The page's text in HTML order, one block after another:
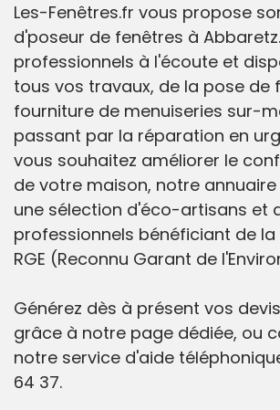
Les-Fenêtres.fr vous propose
d'poseur de fenêtres à
professionnels à l'écoute et
tous vos travaux, de la pose de
fourniture de menuiseries sur-
passant par la réparation en
vous souhaitez améliorer le
de votre maison, notre
une sélection d'éco-artisans et
professionnels bénéficiant de
RGE (Reconnu Garant de
Générez dès à présent vos
grâce à notre page dédiée, ou
notre service d'aide
64 37.